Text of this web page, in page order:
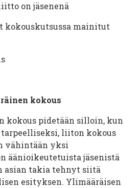
on jäsenenä
kokouskutsussa mainitut
kokous
kokous pidetään silloin, kun
liiton kokous
vähintään yksi
äänioikeutetuista jäsenistä
asian takia tehnyt siitä
esityksen. Ylimääräisen